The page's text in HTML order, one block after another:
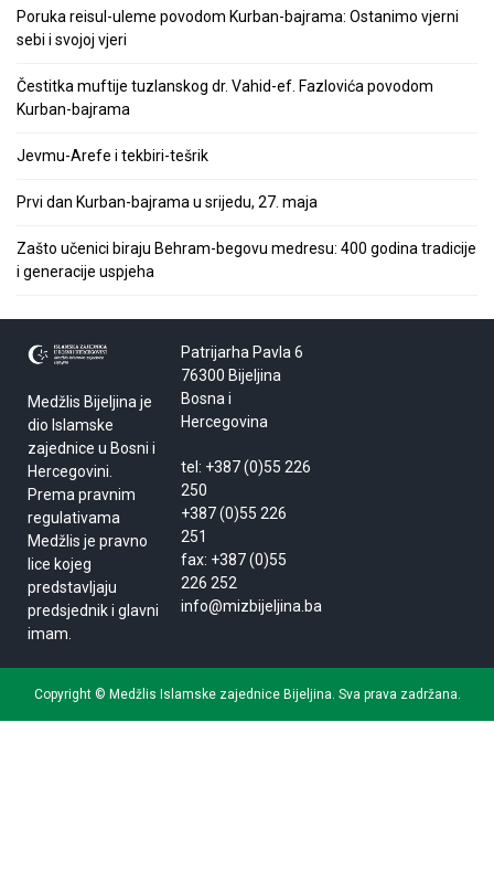
Poruka reisul-uleme povodom Kurban-bajrama: Ostanimo vjerni
sebi i svojoj vjeri
Čestitka muftije tuzlanskog dr. Vahid-ef. Fazlovića povodom
Kurban-bajrama
Jevmu-Arefe i tekbiri-tešrik
Prvi dan Kurban-bajrama u srijedu, 27. maja
Zašto učenici biraju Behram-begovu medresu: 400 godina tradicije
i generacije uspjeha
Medžlis Bijeljina je
dio Islamske
zajednice u Bosni i
Hercegovini.
Prema pravnim
regulativama
Medžlis je pravno
lice kojeg
predstavljaju
predsjednik i glavni
imam.
Patrijarha Pavla 6
76300 Bijeljina
Bosna i
Hercegovina
tel: +387 (0)55 226
250
+387 (0)55 226
251
fax: +387 (0)55
226 252
info@mizbijeljina.ba
Copyright © Medžlis Islamske zajednice Bijeljina. Sva prava zadržana.